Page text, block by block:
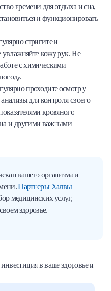
времени для отдыха и сна,
и функционировать
стригите и
увлажняйте кожу рук. Не
с химическими
проходите осмотр у
для контроля своего
кровяного
и другими важными
вашего организма и
Партнеры Халвы
медицинских услуг,
здоровье.
в ваше здоровье и